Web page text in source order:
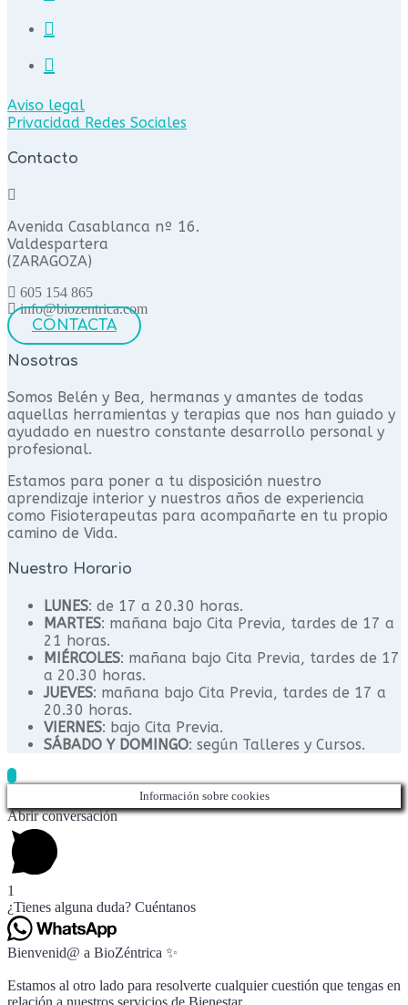
Aviso legal
Privacidad Redes Sociales
Contacto
Avenida Casablanca nº 16.
Valdespartera
(ZARAGOZA)
605 154 865
info@biozentrica.com
CONTACTA
Nosotras
Somos Belén y Bea, hermanas y amantes de todas
aquellas herramientas y terapias que nos han guiado y
ayudado en nuestro constante desarrollo personal y
profesional.
Estamos para poner a tu disposición nuestro
aprendizaje interior y nuestros años de experiencia
como Fisioterapeutas para acompañarte en tu propio
camino de Vida.
Nuestro Horario
LUNES: de 17 a 20.30 horas.
MARTES: mañana bajo Cita Previa, tardes de 17 a
21 horas.
MIÉRCOLES: mañana bajo Cita Previa, tardes de 17
a 20.30 horas.
JUEVES: mañana bajo Cita Previa, tardes de 17 a
20.30 horas.
VIERNES: bajo Cita Previa.
SÁBADO Y DOMINGO: según Talleres y Cursos.
Información sobre cookies
Abrir conversación
1
¿Tienes alguna duda? Cuéntanos
Bienvenid@ a BioZéntrica ✨
Estamos al otro lado para resolverte cualquier cuestión que tengas en
relación a nuestros servicios de Bienestar.